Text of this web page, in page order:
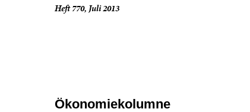
Heft 770, Juli 2013
Ökonomiekolumne